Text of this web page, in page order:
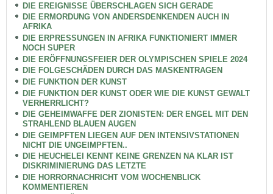
DIE EREIGNISSE ÜBERSCHLAGEN SICH GERADE
DIE ERMORDUNG VON ANDERSDENKENDEN AUCH IN
AFRIKA
DIE ERPRESSUNGEN IN AFRIKA FUNKTIONIERT IMMER
NOCH SUPER
DIE ERÖFFNUNGSFEIER DER OLYMPISCHEN SPIELE 2024
DIE FOLGESCHÄDEN DURCH DAS MASKENTRAGEN
DIE FUNKTION DER KUNST
DIE FUNKTION DER KUNST ODER WIE DIE KUNST GEWALT
VERHERRLICHT?
DIE GEHEIMWAFFE DER ZIONISTEN: DER ENGEL MIT DEN
STRAHLEND BLAUEN AUGEN
DIE GEIMPFTEN LIEGEN AUF DEN INTENSIVSTATIONEN
NICHT DIE UNGEIMPFTEN..
DIE HEUCHELEI KENNT KEINE GRENZEN NA KLAR IST
DISKRIMINIERUNG DAS LETZTE
DIE HORRORNACHRICHT VOM WOCHENBLICK
KOMMENTIEREN